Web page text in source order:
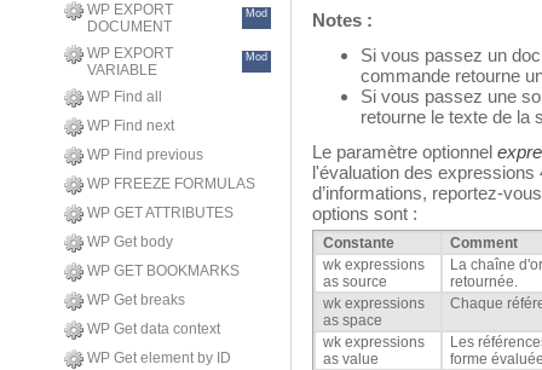
WP EXPORT
DOCUMENT
Mod
WP EXPORT
VARIABLE
Mod
WP Find all
WP Find next
WP Find previous
WP FREEZE FORMULAS
WP GET ATTRIBUTES
WP Get body
WP GET BOOKMARKS
WP Get breaks
WP Get data context
WP Get element by ID
Notes :
Si vous passez un
commande retourne
Si vous passez une
retourne le texte de la
Le paramètre optionnel
l'évaluation des expressions
d’informations, reportez-
options sont :
Constante
Comment
wk expressions
as source
La chaîne
retournée.
wk expressions
as space
Chaque
wk expressions
as value
Les
forme